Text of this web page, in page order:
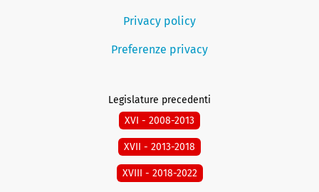
Privacy policy
Preferenze privacy
Legislature precedenti
XVI - 2008-2013
XVII - 2013-2018
XVIII - 2018-2022